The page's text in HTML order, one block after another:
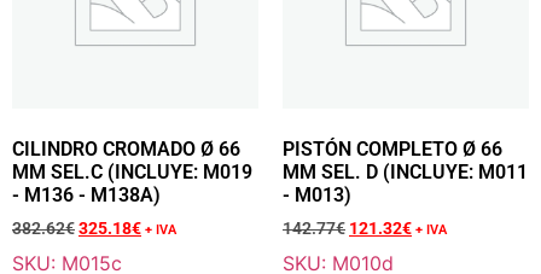
Sale 15% Off
RODAMIENTO 47/20/14 MM - C3 (Cantidad: 2)
M005
CILINDRO CROMADO Ø 66
MM SEL.C (INCLUYE: M019
- M136 - M138A)
382.62€325.18€ + IVA
SKU: M015c
PISTÓN COMPLETO Ø 66
MM SEL. D (INCLUYE: M011
- M013)
142.77€ 121.32€ + IVA
SKU: M010d